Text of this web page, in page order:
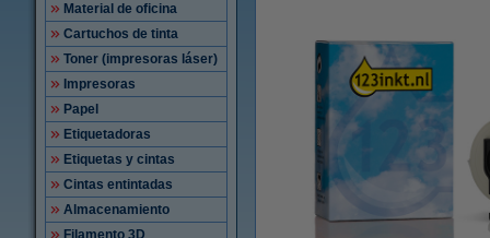
Material de oficina
Cartuchos de tinta
Toner (impresoras láser)
Impresoras
Papel
Etiquetadoras
Etiquetas y cintas
Cintas entintadas
Almacenamiento
Filamento 3D